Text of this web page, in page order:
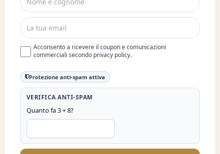
Acconsento a ricevere il coupon e comunicazioni
commerciali secondo privacy policy.
Protezione anti-spam attiva
VERIFICA ANTI-SPAM
Quanto fa 3 + 8?